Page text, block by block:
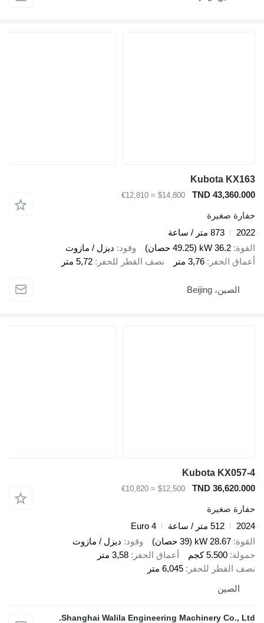
Kubota KX163
TND 43,360.000
$14,800
≈ €12,810
حفارة صغيرة
2022
873 متر / ساعة
القوة 36.2 kW (49.25 حصان) وقود ديزل / مازوت
أعماق الحفر
3,76 متر نصف القطر للحفر 5,72 متر
الصين، Beijing
Kubota KX057-4
TND 36,620.000
$12,500
≈ €10,820
حفارة صغيرة
2024
512 متر / ساعة
Euro 4
القوة 28.67 kW (39 حصان) وقود ديزل / مازوت
حمولة 5.500 كجم أعماق الحفر
3,58 متر
نصف القطر للحفر
6,045 متر
الصين
Shanghai Walila Engineering Machinery Co., Ltd.